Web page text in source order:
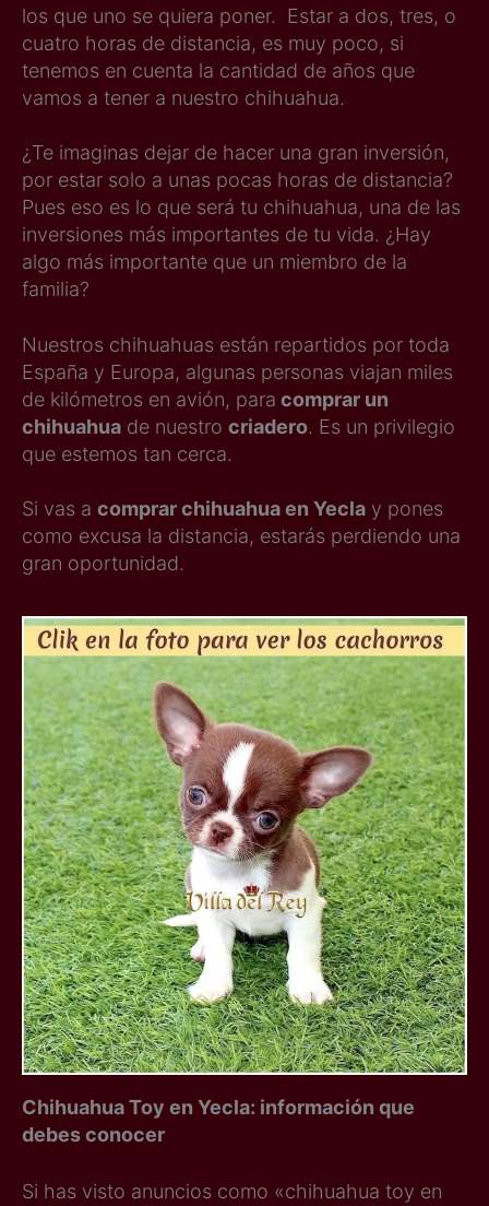
los que uno se quiera poner. Estar a dos, tres, o
cuatro horas de distancia, es muy poco, si
tenemos en cuenta la cantidad de años que
vamos a tener a nuestro chihuahua.
¿Te imaginas dejar de hacer una gran inversión,
por estar solo a unas pocas horas de distancia?
Pues eso es lo que será tu chihuahua, una de las
inversiones más importantes de tu vida. ¿Hay
algo más importante que un miembro de la
familia?
Nuestros chihuahuas están repartidos por toda
España y Europa, algunas personas viajan miles
de kilómetros en avión, para comprar un
chihuahua de nuestro criadero. Es un privilegio
que estemos tan cerca.
Si vas a comprar chihuahua en Yecla y pones
como excusa la distancia, estarás perdiendo una
gran oportunidad.
Chihuahua Toy en Yecla: información que
debes conocer
Si has visto anuncios como «chihuahua toy en